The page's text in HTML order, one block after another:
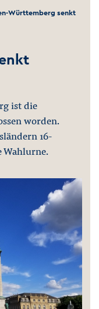
Württemberg senkt
ist die
worden.
16-
Wahlurne.